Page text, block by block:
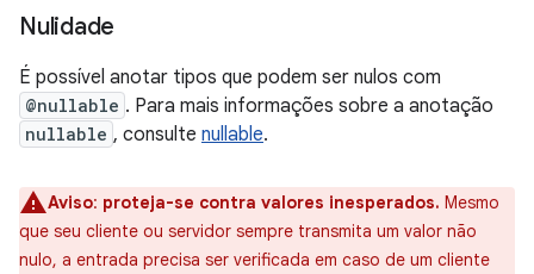
Nulidade
É possível anotar tipos que podem ser nulos com
@nullable . Para mais informações sobre a anotação
nullable , consulte nullable.
Aviso: proteja-se contra valores inesperados. Mesmo
que seu cliente ou servidor sempre transmita um valor não
nulo, a entrada precisa ser verificada em caso de um cliente